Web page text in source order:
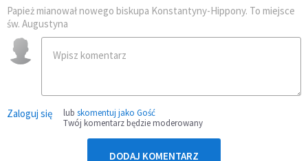
Papież mianował nowego biskupa Konstantyny-Hippony. To miejsce
św. Augustyna
Zaloguj się lub skomentuj jako Gość
Twój komentarz będzie moderowany
DODAJ KOMENTARZ